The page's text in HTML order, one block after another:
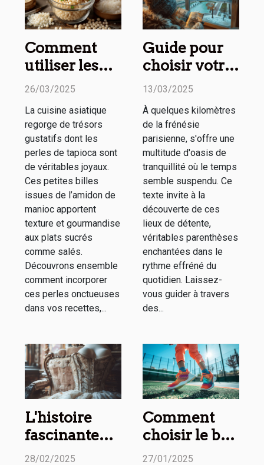
Comment
utiliser les
perles de
cuisine
asiatique
26/03/2025
La cuisine asiatique
regorge de trésors
gustatifs dont les
perles de tapioca sont
de véritables joyaux.
Ces petites billes
issues de l’amidon de
manioc apportent
texture et gourmandise
aux plats sucrés
comme salés.
Découvrons ensemble
comment incorporer
ces perles onctueuses
dans vos recettes,...
Guide pour
choisir votre
prochain
week-end
détente
autour de
Paris
13/03/2025
À quelques kilomètres
de la frénésie
parisienne, s'offre une
multitude d'oasis de
tranquillité où le temps
semble suspendu. Ce
texte invite à la
découverte de ces
lieux de détente,
véritables parenthèses
enchantées dans le
rythme effréné du
quotidien. Laissez-
vous guider à travers
des...
L'histoire
fascinante
des corsets à
28/02/2025
Comment
choisir le bon
partenaire de
27/01/2025